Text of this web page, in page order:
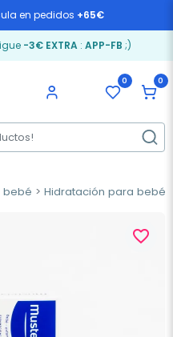
en pedidos +65€
-3€ EXTRA: APP-FB ;)
0 0
bebé Hidratación para bebés
favorite_border